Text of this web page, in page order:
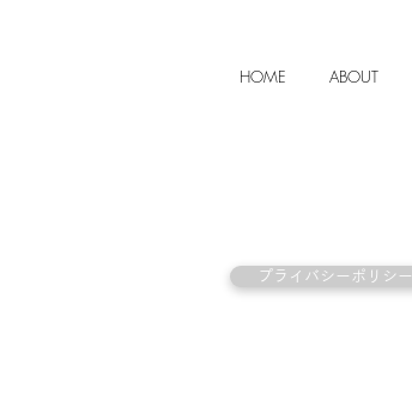
HOME ABOUT
プライバシーポリシー